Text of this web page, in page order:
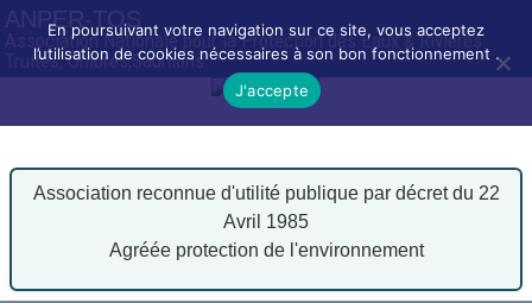
ANPER-TOS
Association Nationale pour la Protection des Eaux & Rivières
Truites, Ombres,Saumons
Association reconnue d'utilité publique par décret du 22
Avril 1985
Agréée protection de l'environnement
En poursuivant votre navigation sur ce site, vous acceptez
l’utilisation de cookies nécessaires à son bon fonctionnement .
J'accepte